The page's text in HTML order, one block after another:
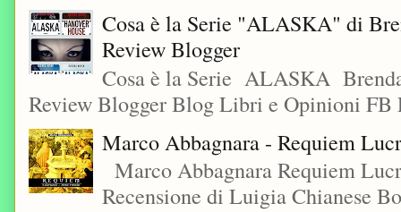
Cosa è la Serie "ALASKA" di
Review Blogger
Cosa è la Serie ALASKA
Review Blogger Blog Libri e Opinioni
Marco Abbagnara - Requiem
Marco Abbagnara Requiem
Recensione di Luigia Chianese